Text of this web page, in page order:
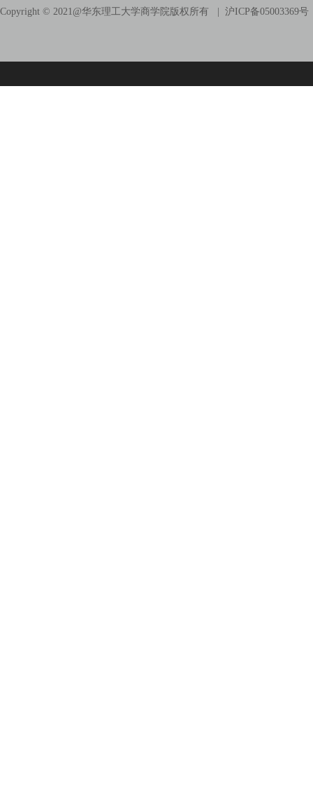
Copyright © 2021@华东理工大学商学院版权所有 | 沪ICP备05003369号